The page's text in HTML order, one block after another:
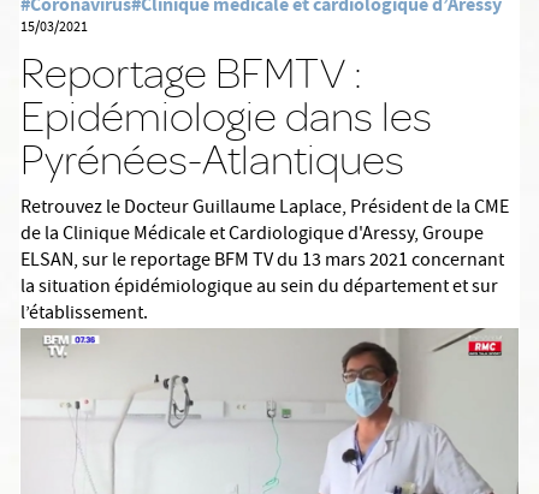
15/03/2021
Reportage BFMTV :
Epidémiologie dans les
Pyrénées-Atlantiques
Retrouvez le Docteur Guillaume Laplace, Président de la CME
de la Clinique Médicale et Cardiologique d'Aressy, Groupe
ELSAN, sur le reportage BFM TV du 13 mars 2021 concernant
la situation épidémiologique au sein du département et sur
l’établissement.